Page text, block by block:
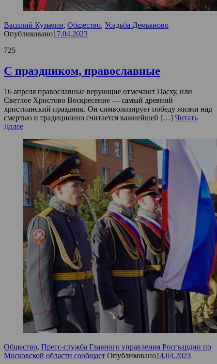
Василий Кузьмин, Общество, Усадьба Демьяново
Опубликовано17.04.2023
725
С праздником, православные
16 апреля православные верующие отмечают Пасху, или
Светлое Христово Воскресение — самый древний
христианский праздник. Он символизирует победу жизни над
смертью и традиционно считается важнейшей […] Читать
Далее
Общество, Пресс-служба Главного управления Росгвардии по
Московской области сообщает Опубликовано14.04.2023